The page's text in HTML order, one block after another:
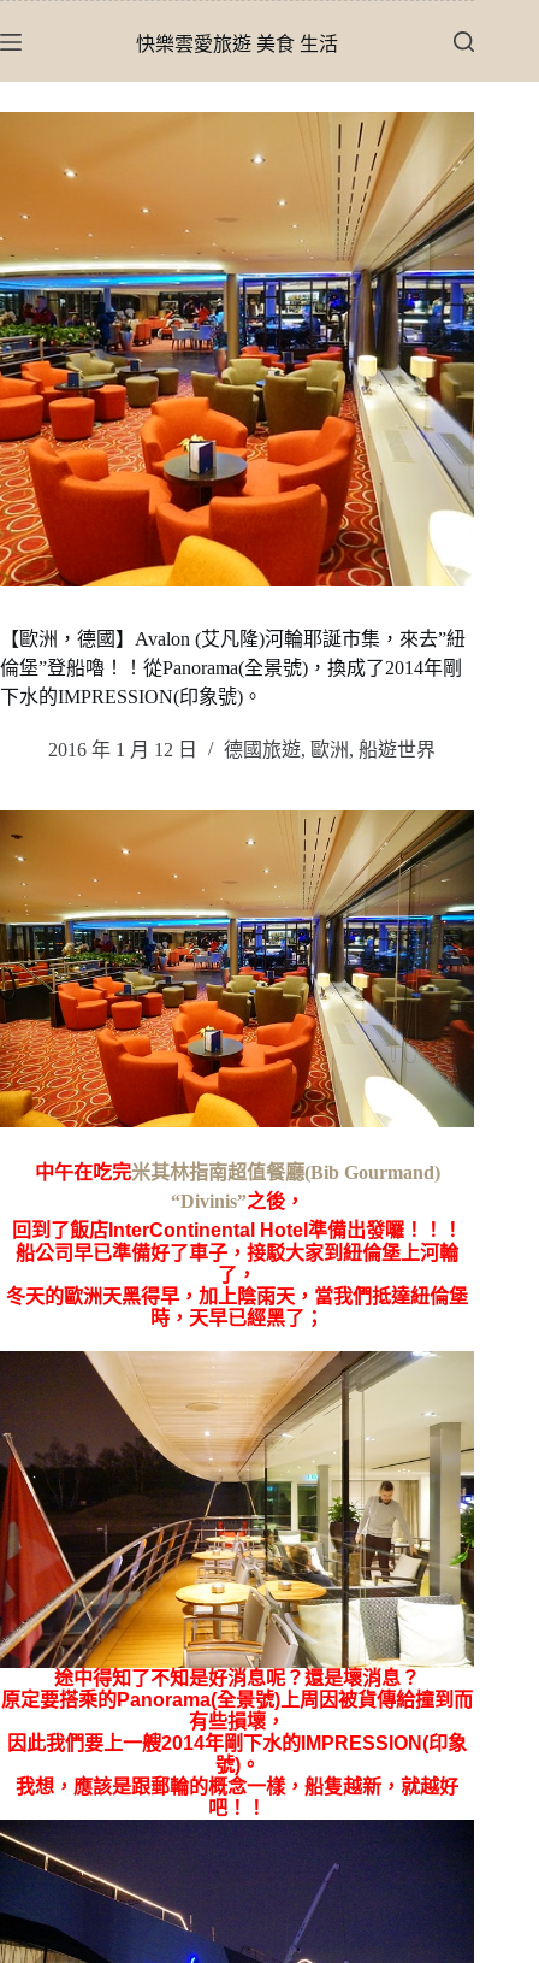
至
快樂雲愛旅遊 美食 生活
【歐洲，德國】Avalon (艾凡隆)河輪耶誕市集，來去”紐
倫堡”登船嚕！！從Panorama(全景號)，換成了2014年剛
下水的IMPRESSION(印象號)。
2016 年 1 月 12 日 德國旅遊, 歐洲, 船遊世界
中午在吃完米其林指南超值餐廳(Bib Gourmand)
“Divinis”之後，
回到了飯店 InterContinental Hotel準備出發囉！！！
船公司早已準備好了車子，接駁大家到紐倫堡上河輪
了，
冬天的歐洲天黑得早，加上陰雨天，當我們抵達紐倫堡
時，天早已經黑了；
途中得知了不知是好消息呢？還是壞消息？
原定要搭乘的Panorama(全景號)上周因被貨傳給撞到而
有些損壞，
因此我們要上一艘2014年剛下水的IMPRESSION(印象
號)。
我想，應該是跟郵輪的概念一樣，船隻越新，就越好
吧！！